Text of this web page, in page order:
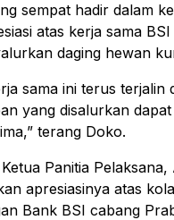
sempat hadir dalam
atas kerja sama
daging hewan
sama ini terus terjalin
yang disalurkan
terang Doko.
Panitia
apresiasinya atas
Bank BSI cabang